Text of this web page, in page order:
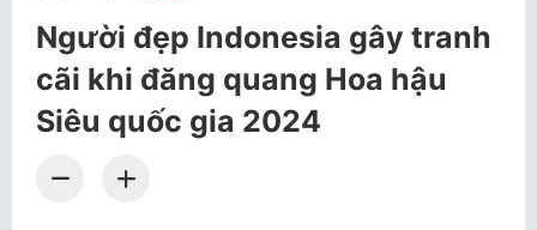
Người đẹp Indonesia gây tranh
cãi khi đăng quang Hoa hậu
Siêu quốc gia 2024